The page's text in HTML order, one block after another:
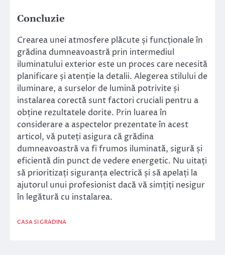
Concluzie
Crearea unei atmosfere plăcute și funcționale în
grădina dumneavoastră prin intermediul
iluminatului exterior este un proces care necesită
planificare și atenție la detalii. Alegerea stilului de
iluminare, a surselor de lumină potrivite și
instalarea corectă sunt factori cruciali pentru a
obține rezultatele dorite. Prin luarea în
considerare a aspectelor prezentate în acest
articol, vă puteți asigura că grădina
dumneavoastră va fi frumos iluminată, sigură și
eficientă din punct de vedere energetic. Nu uitați
să prioritizați siguranța electrică și să apelați la
ajutorul unui profesionist dacă vă simțiți nesigur
în legătură cu instalarea.
CASA SI GRADINA